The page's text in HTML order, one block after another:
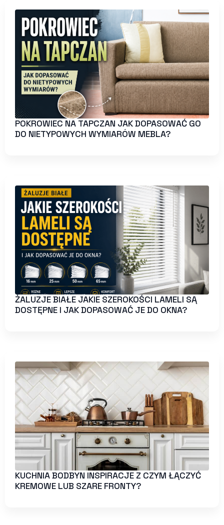
POKROWIEC NA TAPCZAN JAK DOPASOWAĆ GO
DO NIETYPOWYCH WYMIARÓW MEBLA?
ŻALUZJE BIAŁE JAKIE SZEROKOŚCI LAMELI SĄ
DOSTĘPNE I JAK DOPASOWAĆ JE DO OKNA?
KUCHNIA BODBYN INSPIRACJE Z CZYM ŁĄCZYĆ
KREMOWE LUB SZARE FRONTY?